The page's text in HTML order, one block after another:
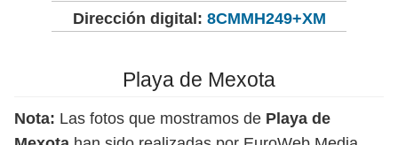
Dirección digital: 8CMMH249+XM
Playa de Mexota
Nota: Las fotos que mostramos de Playa de